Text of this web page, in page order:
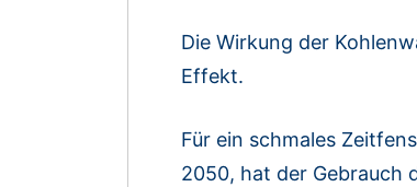
Die Wirkung der
Effekt.
Für ein schmales
2050, hat der Gebrauch